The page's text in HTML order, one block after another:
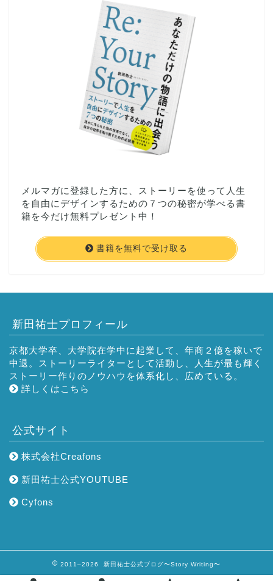
メルマガに登録した方に、ストーリーを使って人生
を自由にデザインするための７つの秘密が学べる書
籍を今だけ無料プレゼント中！
書籍を無料で受け取る
新田祐士プロフィール
京都大学卒、大学院在学中に起業して、年商２億を稼いで
中退。ストーリーライターとして活動し、人生が最も輝く
ストーリー作りのノウハウを体系化し、広めている。
詳しくはこちら
公式サイト
株式会社Creafons
新田祐士公式YOUTUBE
Cyfons
2011–2026 新田祐士公式ブログ〜Story Writing〜